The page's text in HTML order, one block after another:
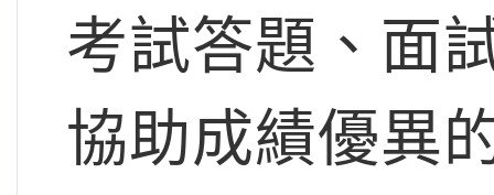
考試答題、面
協助成績優異